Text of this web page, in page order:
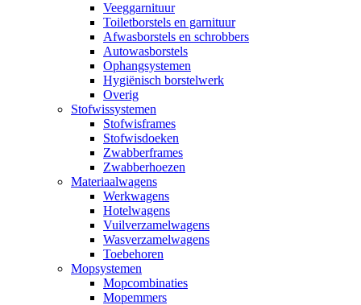
Veeggarnituur
Toiletborstels en garnituur
Afwasborstels en schrobbers
Autowasborstels
Ophangsystemen
Hygiënisch borstelwerk
Overig
Stofwissystemen
Stofwisframes
Stofwisdoeken
Zwabberframes
Zwabberhoezen
Materiaalwagens
Werkwagens
Hotelwagens
Vuilverzamelwagens
Wasverzamelwagens
Toebehoren
Mopsystemen
Mopcombinaties
Mopemmers